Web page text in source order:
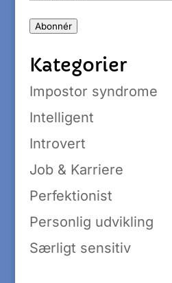
Abonnér
Kategorier
Impostor syndrome
Intelligent
Introvert
Job & Karriere
Perfektionist
Personlig udvikling
Særligt sensitiv